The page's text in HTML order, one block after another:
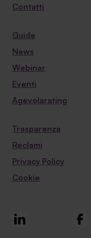
Contatti
Guide
News
Webinar
Eventi
Agevolarating
Trasparenza
Reclami
Privacy Policy
Cookie